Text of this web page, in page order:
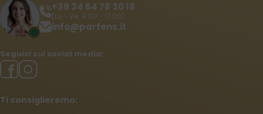
+39 34 64 78 30 18
(Lu - Ve: 9:00 - 17:00)
info@parfens.it
Seguici sui social media:
Ti consiglieremo: